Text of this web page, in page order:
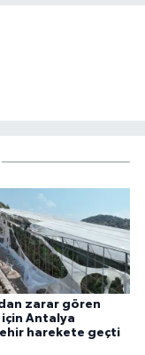
zarar gören
Antalya
harekete geçti